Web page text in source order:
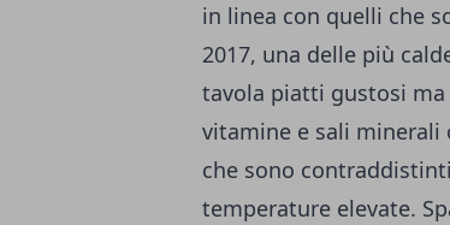
in linea con quelli che
2017, una delle più
tavola piatti gustosi
vitamine e sali
che sono
temperature elevate.